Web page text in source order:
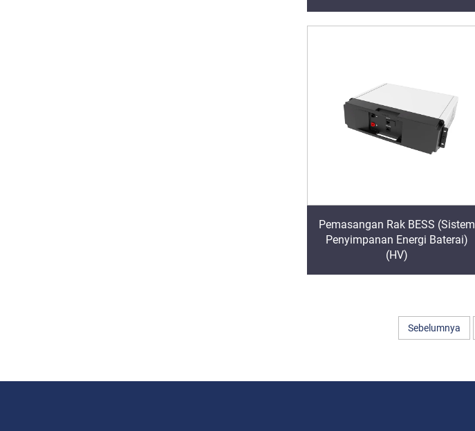
Pemasangan Rak BESS (Sistem
Penyimpanan Energi Baterai)
(HV)
Sebelumnya